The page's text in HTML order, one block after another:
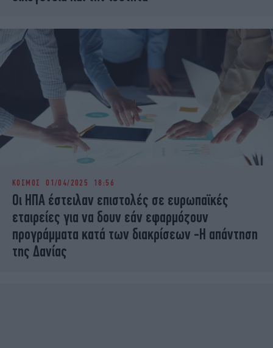
ΚΟΣΜΟΣ 01/04/2025 18:56
Οι ΗΠΑ έστειλαν επιστολές σε ευρωπαϊκές
εταιρείες για να δουν εάν εφαρμόζουν
προγράμματα κατά των διακρίσεων -Η απάντηση
της Δανίας